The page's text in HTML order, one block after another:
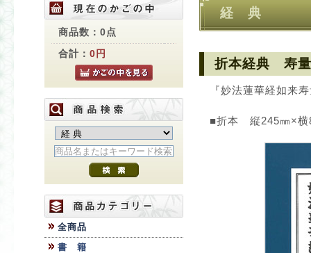
商品数：0点
合計： 0円
全商品
書 籍
経 典
折本経典 寿
『妙法蓮華経如来
■折本 縦245㎜×横